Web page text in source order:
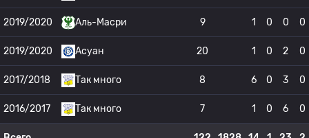
2019/2020 Аль-Масри 9 1 0 0 0
2019/2020 Асуан 20 1 0 2 0
2017/2018 Так много 8 6 0 3 0
2016/2017 Так много 7 1 0 6 0